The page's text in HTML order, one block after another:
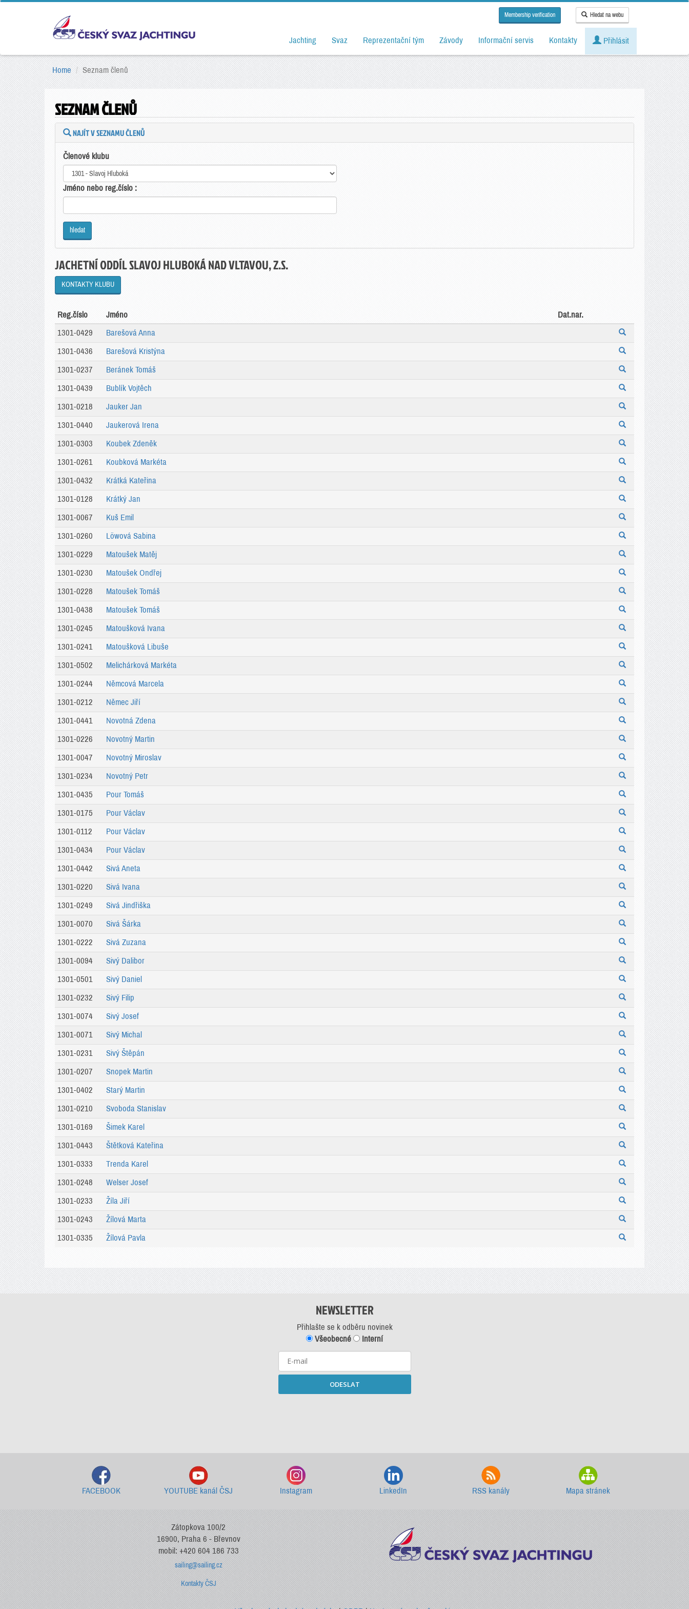
Membership verification Hledat na webu
Jachting Svaz Reprezentační tým Závody Informační servis Kontakty Přihlásit
Home Seznam členů
SEZNAM ČLENŮ
NAJÍT V SEZNAMU ČLENŮ
Členové klubu
Jméno nebo reg.číslo :
JACHETNÍ ODDÍL SLAVOJ HLUBOKÁ NAD VLTAVOU, Z.S.
KONTAKTY KLUBU
Reg.číslo Jméno Dat.nar.
1301-0429 Barešová Anna
1301-0436 Barešová Kristýna
1301-0237 Beránek Tomáš
1301-0439 Bublík Vojtěch
1301-0218 Jauker Jan
1301-0440 Jaukerová Irena
1301-0303 Koubek Zdeněk
1301-0261 Koubková Markéta
1301-0432 Krátká Kateřina
1301-0128 Krátký Jan
1301-0067 Kuš Emil
1301-0260 Löwová Sabina
1301-0229 Matoušek Matěj
1301-0230 Matoušek Ondřej
1301-0228 Matoušek Tomáš
1301-0438 Matoušek Tomáš
1301-0245 Matoušková Ivana
1301-0241 Matoušková Libuše
1301-0502 Melichárková Markéta
1301-0244 Němcová Marcela
1301-0212 Němec Jiří
1301-0441 Novotná Zdena
1301-0226 Novotný Martin
1301-0047 Novotný Miroslav
1301-0234 Novotný Petr
1301-0435 Pour Tomáš
1301-0175 Pour Václav
1301-0112 Pour Václav
1301-0434 Pour Václav
1301-0442 Sivá Aneta
1301-0220 Sivá Ivana
1301-0249 Sivá Jindřiška
1301-0070 Sivá Šárka
1301-0222 Sivá Zuzana
1301-0094 Sivý Dalibor
1301-0501 Sivý Daniel
1301-0232 Sivý Filip
1301-0074 Sivý Josef
1301-0071 Sivý Michal
1301-0231 Sivý Štěpán
1301-0207 Snopek Martin
1301-0402 Starý Martin
1301-0210 Svoboda Stanislav
1301-0169 Šimek Karel
1301-0443 Štětková Kateřina
1301-0333 Trenda Karel
1301-0248 Welser Josef
1301-0233 Žíla Jiří
1301-0243 Žílová Marta
1301-0335 Žílová Pavla
NEWSLETTER
Přihlašte se k odběru novinek
Všeobecné
Interní
ODESLAT
FACEBOOK YOUTUBE kanál ČSJ Instagram LinkedIn RSS kanály Mapa stránek
Zátopkova 100/2
16900, Praha 6 - Břevnov
mobil: +420 604 186 733
sailing@sailing.cz
Kontakty ČSJ